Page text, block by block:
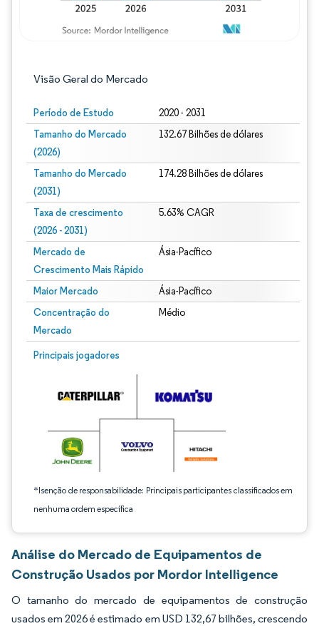
Visão Geral do Mercado
Período de Estudo 2020 - 2031
Tamanho do Mercado
(2026)
132.67 Bilhões de dólares
Tamanho do Mercado
(2031)
174.28 Bilhões de dólares
Taxa de crescimento
(2026 - 2031)
5.63% CAGR
Mercado de
Crescimento Mais Rápido
Ásia-Pacífico
Maior Mercado Ásia-Pacífico
Concentração do
Mercado
Médio
Principais jogadores
*Isenção de responsabilidade: Principais participantes classificados em
nenhuma ordem específica
Imagem © Mordor Intelligence. O reuso requer atribuição conforme CC BY 4.0.
Análise do Mercado de Equipamentos de
Construção Usados por Mordor Intelligence
O tamanho do mercado de equipamentos de construção
usados em 2026 é estimado em USD 132,67 bilhões, crescendo